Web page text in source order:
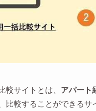
較サイトとは、 アパート
比較することができるサ